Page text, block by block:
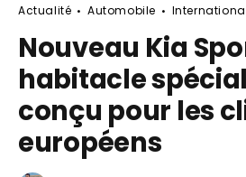
Actualité Automobile
Nouveau Kia
habitacle
conçu pour les
européens